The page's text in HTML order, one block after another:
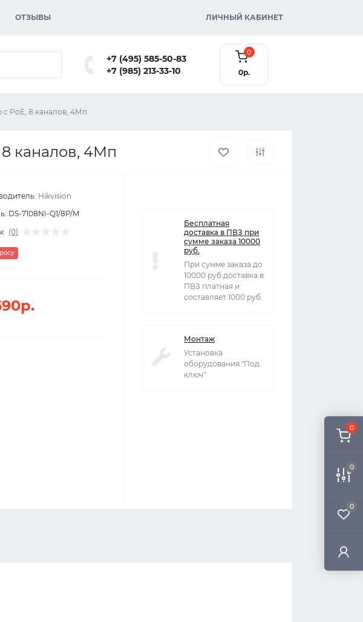
0
0
0
ОТЗЫВЫ ЛИЧНЫЙ КАБИНЕТ
+7 (495) 585-50-83
+7 (985) 213-33-10
0
0р.
с PoE, 8 каналов, 4Мп
8 каналов, 4Мп
Hikvision
DS-7108NI-Q1/8P/M
(0)
Бесплатная
доставка в ПВЗ при
сумме заказа 10000
руб.
При сумме заказа до
10000 руб доставка в
ПВЗ платная и
составляет 1000 руб.
Монтаж
Установка
оборудования "Под
ключ"